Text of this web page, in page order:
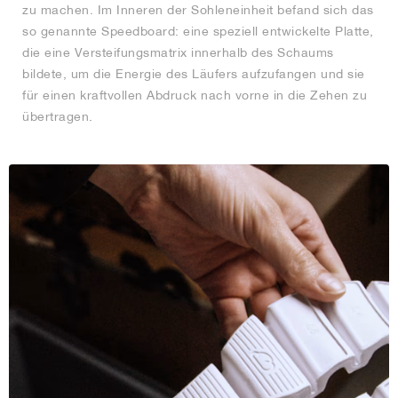
zu machen. Im Inneren der Sohleneinheit befand sich das
so genannte Speedboard: eine speziell entwickelte Platte,
die eine Versteifungsmatrix innerhalb des Schaums
bildete, um die Energie des Läufers aufzufangen und sie
für einen kraftvollen Abdruck nach vorne in die Zehen zu
übertragen.